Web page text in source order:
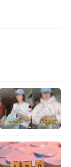
上市，因此
思康医药对
料收入分别
净利润分别